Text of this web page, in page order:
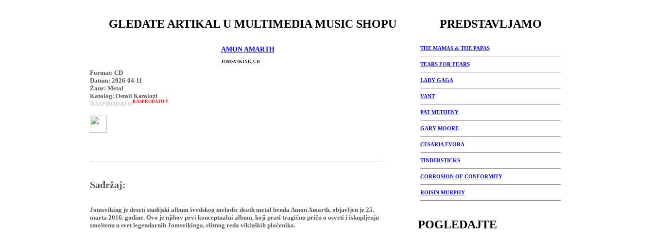
GLEDATE ARTIKAL U MULTIMEDIA MUSIC SHOPU
RASPRODATO!!!
AMON AMARTH
JOMSVIKING, CD
Format: CD
Datum: 2026-04-11
Žanr: Metal
Katalog: Ostali Katalozi
RASPRODATO
Sadržaj:
Jomsviking je deseti studijski album švedskog melodic death metal benda Amon Amarth, objavljen je 25.
marta 2016. godine. Ovo je njihov prvi konceptualni album, koji prati tragičnu priču o osveti i iskupljenju
smeštenu u svet legendarnih Jomsvikinga, elitnog reda vikinških plaćenika.
PREDSTAVLJAMO
THE MAMAS & THE PAPAS
TEARS FOR FEARS
LADY GAGA
VANT
PAT METHENY
GARY MOORE
CESARIA EVORA
TINDERSTICKS
CORROSION OF CONFORMITY
ROISIN MURPHY
POGLEDAJTE